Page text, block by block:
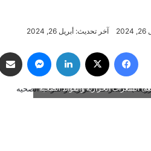
آخر تحديث: أبريل 26, 2024
فيسبوك لينكدإن ماسنجر
السعرات الحرارية والفوائد الصحية